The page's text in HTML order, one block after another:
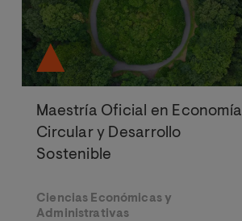
Maestría Oficial en Economía
Circular y Desarrollo
Sostenible
Ciencias Económicas y
Administrativas